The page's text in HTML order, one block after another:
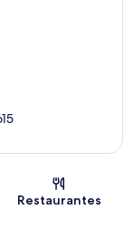
Restaurantes